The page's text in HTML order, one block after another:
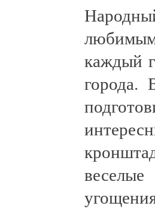
каждый
города.